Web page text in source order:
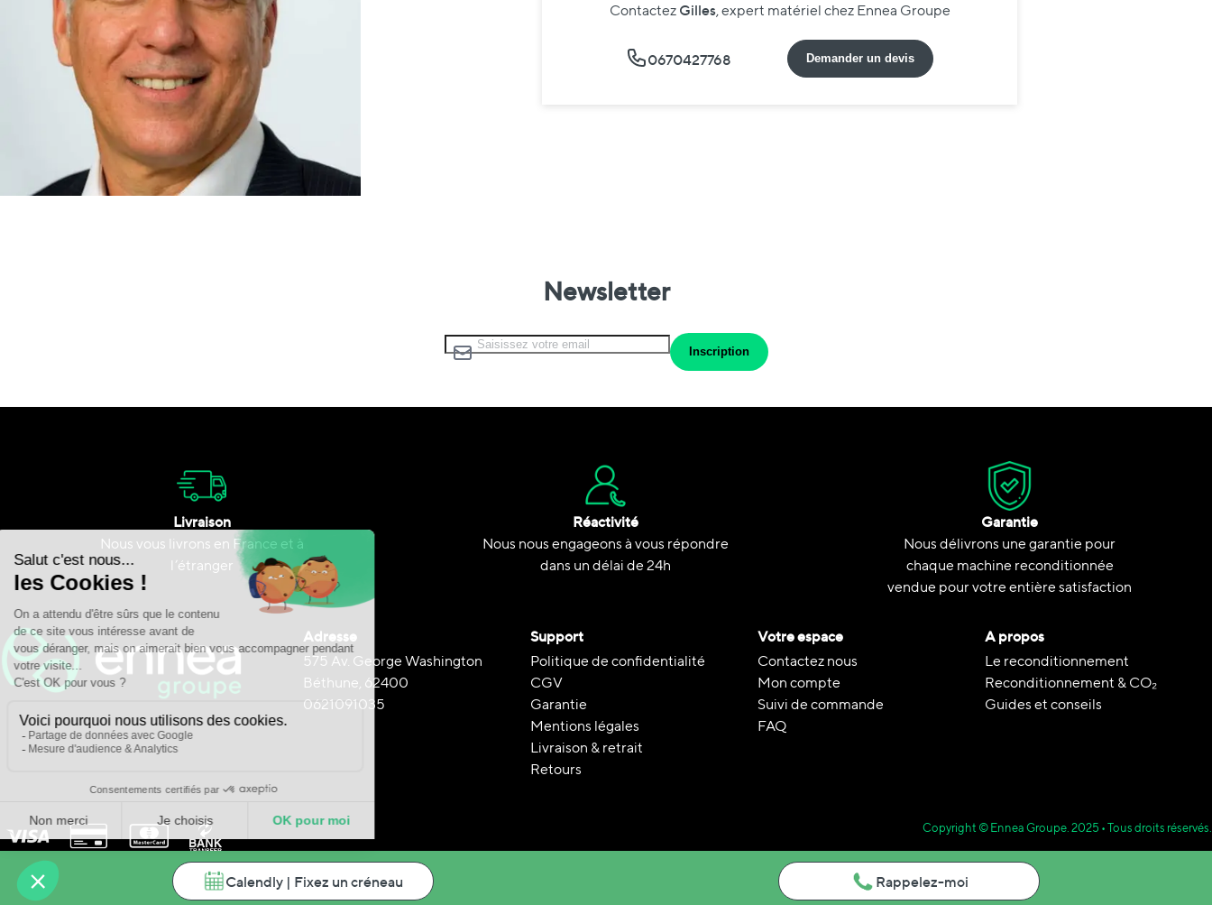
Contactez Gilles, expert matériel chez Ennea Groupe
0670427768 Demander un devis
Calendly | Fixez un créneau Rappelez-moi
Newsletter
Inscription à notre lettre d’information :
Inscription
Livraison
Nous vous livrons en France et à
l’étranger
Réactivité
Nous nous engageons à vous répondre
dans un délai de 24h
Garantie
Nous délivrons une garantie pour
chaque machine reconditionnée
vendue pour votre entière satisfaction
Adresse
575 Av. George Washington
Béthune, 62400
0621091035
Support
Politique de confidentialité
CGV
Garantie
Mentions légales
Livraison & retrait
Retours
Votre espace
Contactez nous
Mon compte
Suivi de commande
FAQ
A propos
Le reconditionnement
Reconditionnement & CO₂
Guides et conseils
Copyright © Ennea Groupe. 2025 • Tous droits réservés.